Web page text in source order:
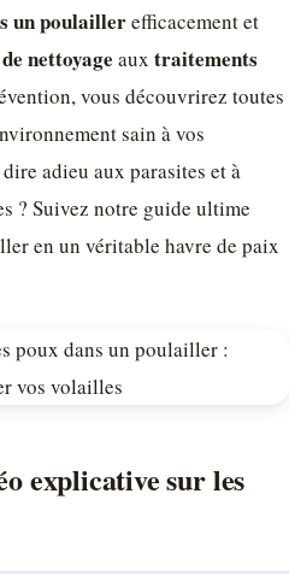
un poulaillerefficacement et
nettoyage aux traitements
vous découvrirez toutes
sain à vos
adieu aux parasites et à
? Suivez notre guide ultime
en un véritable havre de paix
explicative sur les